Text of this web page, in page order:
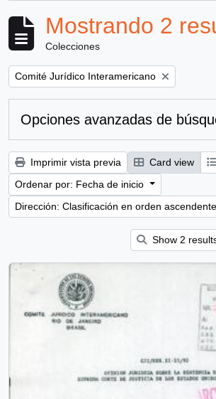
Mostrando 2
Colecciones
Remove filter:
Comité Jurídico Interamericano
Opciones avanzadas de
Imprimir vista previa Card view
Ordenar por: Fecha de inicio
Dirección: Clasificación en orden ascendente
Show 2